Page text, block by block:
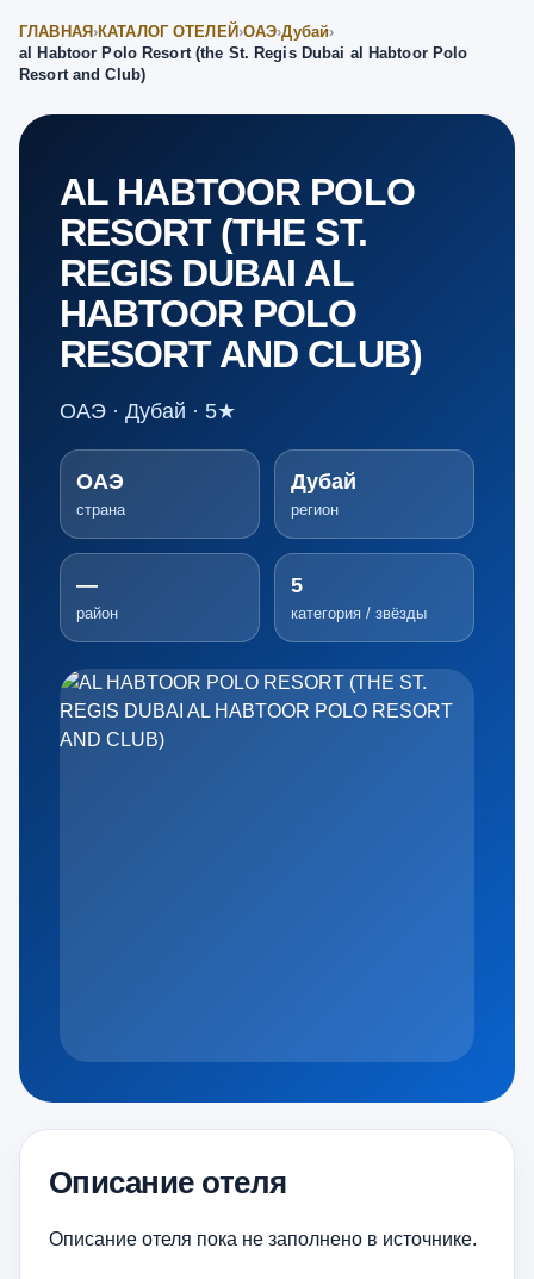
ГЛАВНАЯ ›КАТАЛОГ ОТЕЛЕЙ ›ОАЭ›Дубай›
al Habtoor Polo Resort (the St. Regis Dubai al Habtoor Polo
Resort and Club)
AL HABTOOR POLO
RESORT (THE ST.
REGIS DUBAI AL
HABTOOR POLO
RESORT AND CLUB)
ОАЭ · Дубай · 5★
ОАЭ
страна
Дубай
регион
—
район
5
категория / звёзды
Описание отеля
Описание отеля пока не заполнено в источнике.